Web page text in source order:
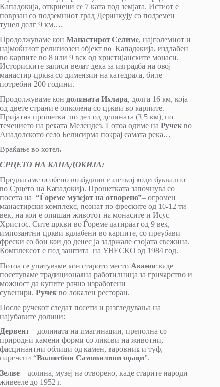
Кападокија, откриени се 7 ката под земјата. Истиот е
поврзан со подземниот град Деринкују со подземен
тунел долг 9 км….
Продолжуваме кон Манастирот Селиме, најголемиот и
најмоќниот религиозен објект во Кападокија, издлабен
во карпите во 8 или 9 век од христијанските монаси.
Историските записи велат дека за изградба на овој
манастир-црква со димензии на катедрала, биле
потребни 200 години.
Продолжуваме кон долината Ихлара, долга 16 км, која
од двете страни е опколена со цркви во карпите.
Пријатна прошетка по дел од долината (3,5 км), по
течението на реката Мелендез. Потоа одиме на Ручек во
Анадолското село Белисирма покрај самата река…
Враќање во хотел.
СРЦЕТО НА КАПАДОКИЈА:
Предлагаме особено возбудлив излеткој води буквално
во Срцето на Кападокија. Прошетката започнува со
посета на “Ѓореме музејот на отворено”– огромен
манастирски комплекс, познат по фреските од 10-12 ти
век, на кои е опишан животот на монасите и Исус
Христос. Сите цркви во Ѓореме датираат од 9 век,
импозантни цркви вдлабени во карпите, со преубави
фрески со бои кои до денес ја задржале својата свежина.
Комплексот е под заштита на УНЕСКО од 1984 год.
Потоа се упатуваме кон старото место Аванос каде
посетуваме традиционална работилница за грнчарство и
можност да купите рачно изработени
сувенири. Ручек во локален ресторан.
После ручекот следат посети и разгледувања на
најубавите долини:
Дервент – долината на имагинации, преполна со
природни камени форми со ликови на животни,
фасцинантни облици од камен, варовник и туф,
наречени “Волшебни Самовилини оџаци”.
Зелве – долина, музеј на отворено, каде старите народи
живееле до 1952 г.